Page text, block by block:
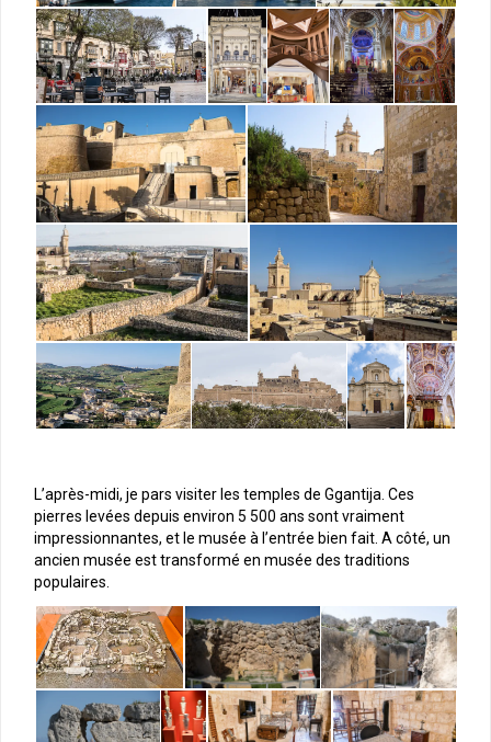
L’après-midi, je pars visiter les temples de Ggantija. Ces
pierres levées depuis environ 5 500 ans sont vraiment
impressionnantes, et le musée à l’entrée bien fait. A côté, un
ancien musée est transformé en musée des traditions
populaires.